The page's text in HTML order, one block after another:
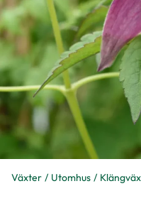
Växter Utomhus